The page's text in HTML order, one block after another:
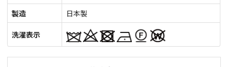
製造
日本製
洗濯表示